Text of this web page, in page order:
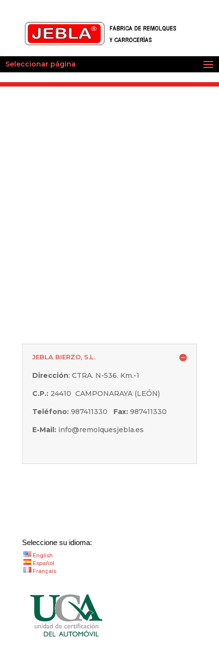
Seleccionar página
JEBLA BIERZO, S.L.
Dirección: CTRA. N-536. Km.-1
C.P.: 24410 CAMPONARAYA (LEÓN)
Teléfono:987411330 Fax:987411330
E-Mail:info@remolquesjebla.es
Seleccione su idioma:
English
Español
Français